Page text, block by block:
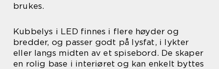
brukes.
Kubbelys i LED finnes i flere høyder og
bredder, og passer godt på lysfat, i lykter
eller langs midten av et spisebord. De skaper
en rolig base i interiøret og kan enkelt byttes